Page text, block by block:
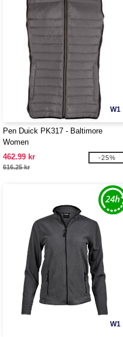
W1
Pen Duick PK317 - Baltimore
Women
462.99 kr
616.25 kr
-25%
W1